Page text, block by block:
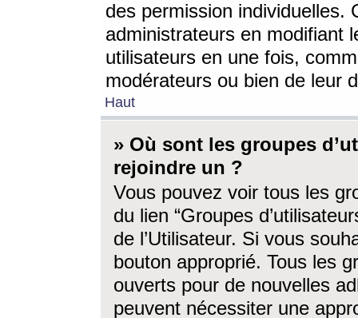
des permission individuelles.
administrateurs en modifiant
utilisateurs en une fois,
modérateurs ou bien de leur
Haut
» Où sont les groupes
rejoindre un ?
Vous pouvez voir tous les
du lien “Groupes
de l’Utilisateur. Si vous
bouton approprié. Tous les
ouverts pour de nouvelles
peuvent nécessiter une